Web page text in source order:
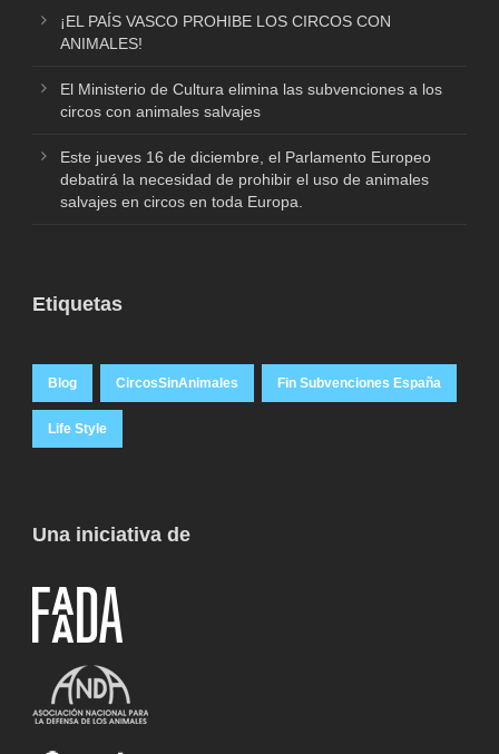
¡EL PAÍS VASCO PROHIBE LOS CIRCOS CON
ANIMALES!
El Ministerio de Cultura elimina las subvenciones a los
circos con animales salvajes
Este jueves 16 de diciembre, el Parlamento Europeo
debatirá la necesidad de prohibir el uso de animales
salvajes en circos en toda Europa.
Etiquetas
Blog CircosSinAnimales Fin Subvenciones España
Life Style
Una iniciativa de